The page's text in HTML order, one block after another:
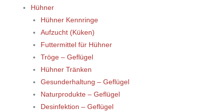
Hühner
Hühner Kennringe
Aufzucht (Küken)
Futtermittel für Hühner
Tröge – Geflügel
Hühner Tränken
Gesunderhaltung – Geflügel
Naturprodukte – Geflügel
Desinfektion – Geflügel